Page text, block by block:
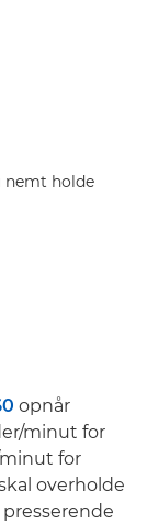
nemt holde
opnår
minut for
for
overholde